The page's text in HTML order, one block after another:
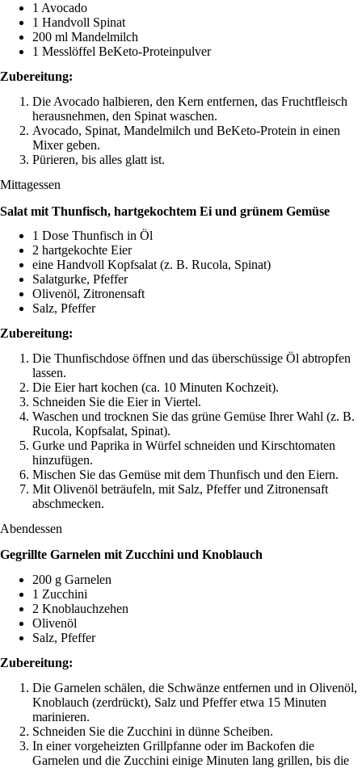
1 Avocado
1 Handvoll Spinat
200 ml Mandelmilch
1 Messlöffel BeKeto-Proteinpulver
Zubereitung:
Die Avocado halbieren, den Kern entfernen, das Fruchtfleisch
herausnehmen, den Spinat waschen.
Avocado, Spinat, Mandelmilch und BeKeto-Protein in einen
Mixer geben.
Pürieren, bis alles glatt ist.
Mittagessen
Salat mit Thunfisch, hartgekochtem Ei und grünem Gemüse
1 Dose Thunfisch in Öl
2 hartgekochte Eier
eine Handvoll Kopfsalat (z. B. Rucola, Spinat)
Salatgurke, Pfeffer
Olivenöl, Zitronensaft
Salz, Pfeffer
Zubereitung:
Die Thunfischdose öffnen und das überschüssige Öl abtropfen
lassen.
Die Eier hart kochen (ca. 10 Minuten Kochzeit).
Schneiden Sie die Eier in Viertel.
Waschen und trocknen Sie das grüne Gemüse Ihrer Wahl (z. B.
Rucola, Kopfsalat, Spinat).
Gurke und Paprika in Würfel schneiden und Kirschtomaten
hinzufügen.
Mischen Sie das Gemüse mit dem Thunfisch und den Eiern.
Mit Olivenöl beträufeln, mit Salz, Pfeffer und Zitronensaft
abschmecken.
Abendessen
Gegrillte Garnelen mit Zucchini und Knoblauch
200 g Garnelen
1 Zucchini
2 Knoblauchzehen
Olivenöl
Salz, Pfeffer
Zubereitung:
Die Garnelen schälen, die Schwänze entfernen und in Olivenöl,
Knoblauch (zerdrückt), Salz und Pfeffer etwa 15 Minuten
marinieren.
Schneiden Sie die Zucchini in dünne Scheiben.
In einer vorgeheizten Grillpfanne oder im Backofen die
Garnelen und die Zucchini einige Minuten lang grillen, bis die